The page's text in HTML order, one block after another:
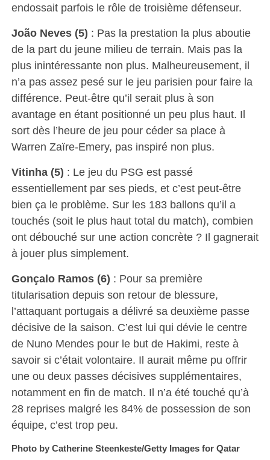
endossait parfois le rôle de troisième défenseur.
João Neves (5) : Pas la prestation la plus aboutie
de la part du jeune milieu de terrain. Mais pas la
plus inintéressante non plus. Malheureusement, il
n’a pas assez pesé sur le jeu parisien pour faire la
différence. Peut-être qu’il serait plus à son
avantage en étant positionné un peu plus haut. Il
sort dès l’heure de jeu pour céder sa place à
Warren Zaïre-Emery, pas inspiré non plus.
Vitinha (5) : Le jeu du PSG est passé
essentiellement par ses pieds, et c’est peut-être
bien ça le problème. Sur les 183 ballons qu’il a
touchés (soit le plus haut total du match), combien
ont débouché sur une action concrète ? Il gagnerait
à jouer plus simplement.
Gonçalo Ramos (6) : Pour sa première
titularisation depuis son retour de blessure,
l’attaquant portugais a délivré sa deuxième passe
décisive de la saison. C’est lui qui dévie le centre
de Nuno Mendes pour le but de Hakimi, reste à
savoir si c’était volontaire. Il aurait même pu offrir
une ou deux passes décisives supplémentaires,
notamment en fin de match. Il n’a été touché qu’à
28 reprises malgré les 84% de possession de son
équipe, c’est trop peu.
Photo by Catherine Steenkeste/Getty Images for Qatar